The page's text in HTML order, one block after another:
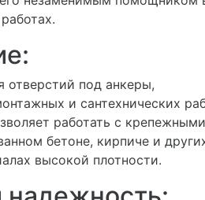
отверстий под анкеры,
и сантехнических
работать с крепежными
бетоне, кирпиче и
высокой плотности.